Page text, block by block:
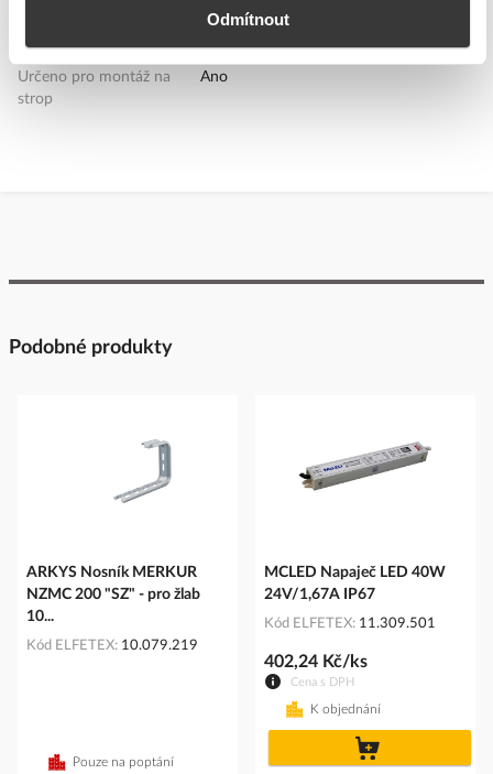
Odmítnout
Bez funkce stmívání
Ano
Určeno pro montáž na
strop
Ano
Podobné produkty
ARKYS Nosník MERKUR
NZMC 200 "SZ" - pro žlab
10...
Kód ELFETEX 10.079.219
Pouze na poptání
MCLED Napaječ LED 40W
24V/1,67A IP67
Kód ELFETEX 11.309.501
Cena s DPH
402,24 Kč/ks
K objednání